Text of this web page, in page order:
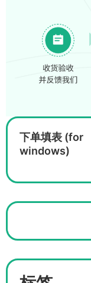
下单填表 (for
windows)